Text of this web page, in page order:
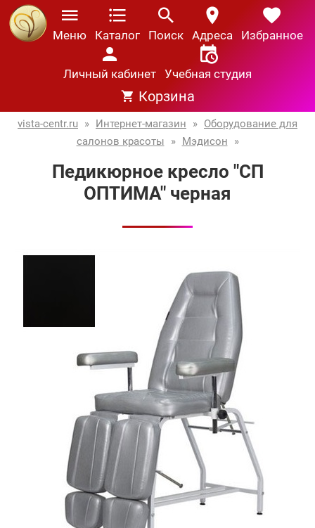
Меню Каталог Поиск Адреса Избранное
Личный кабинет Учебная студия
Корзина
vista-centr.ru » Интернет-магазин » Оборудование для
салонов красоты
» Мэдисон »
Педикюрное кресло "СП
ОПТИМА" черная